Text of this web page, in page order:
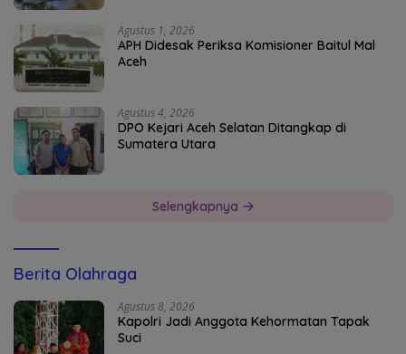
Agustus 1, 2026
APH Didesak Periksa Komisioner Baitul Mal
Aceh
Agustus 4, 2026
DPO Kejari Aceh Selatan Ditangkap di
Sumatera Utara
Selengkapnya
Berita Olahraga
Agustus 8, 2026
Kapolri Jadi Anggota Kehormatan Tapak
Suci